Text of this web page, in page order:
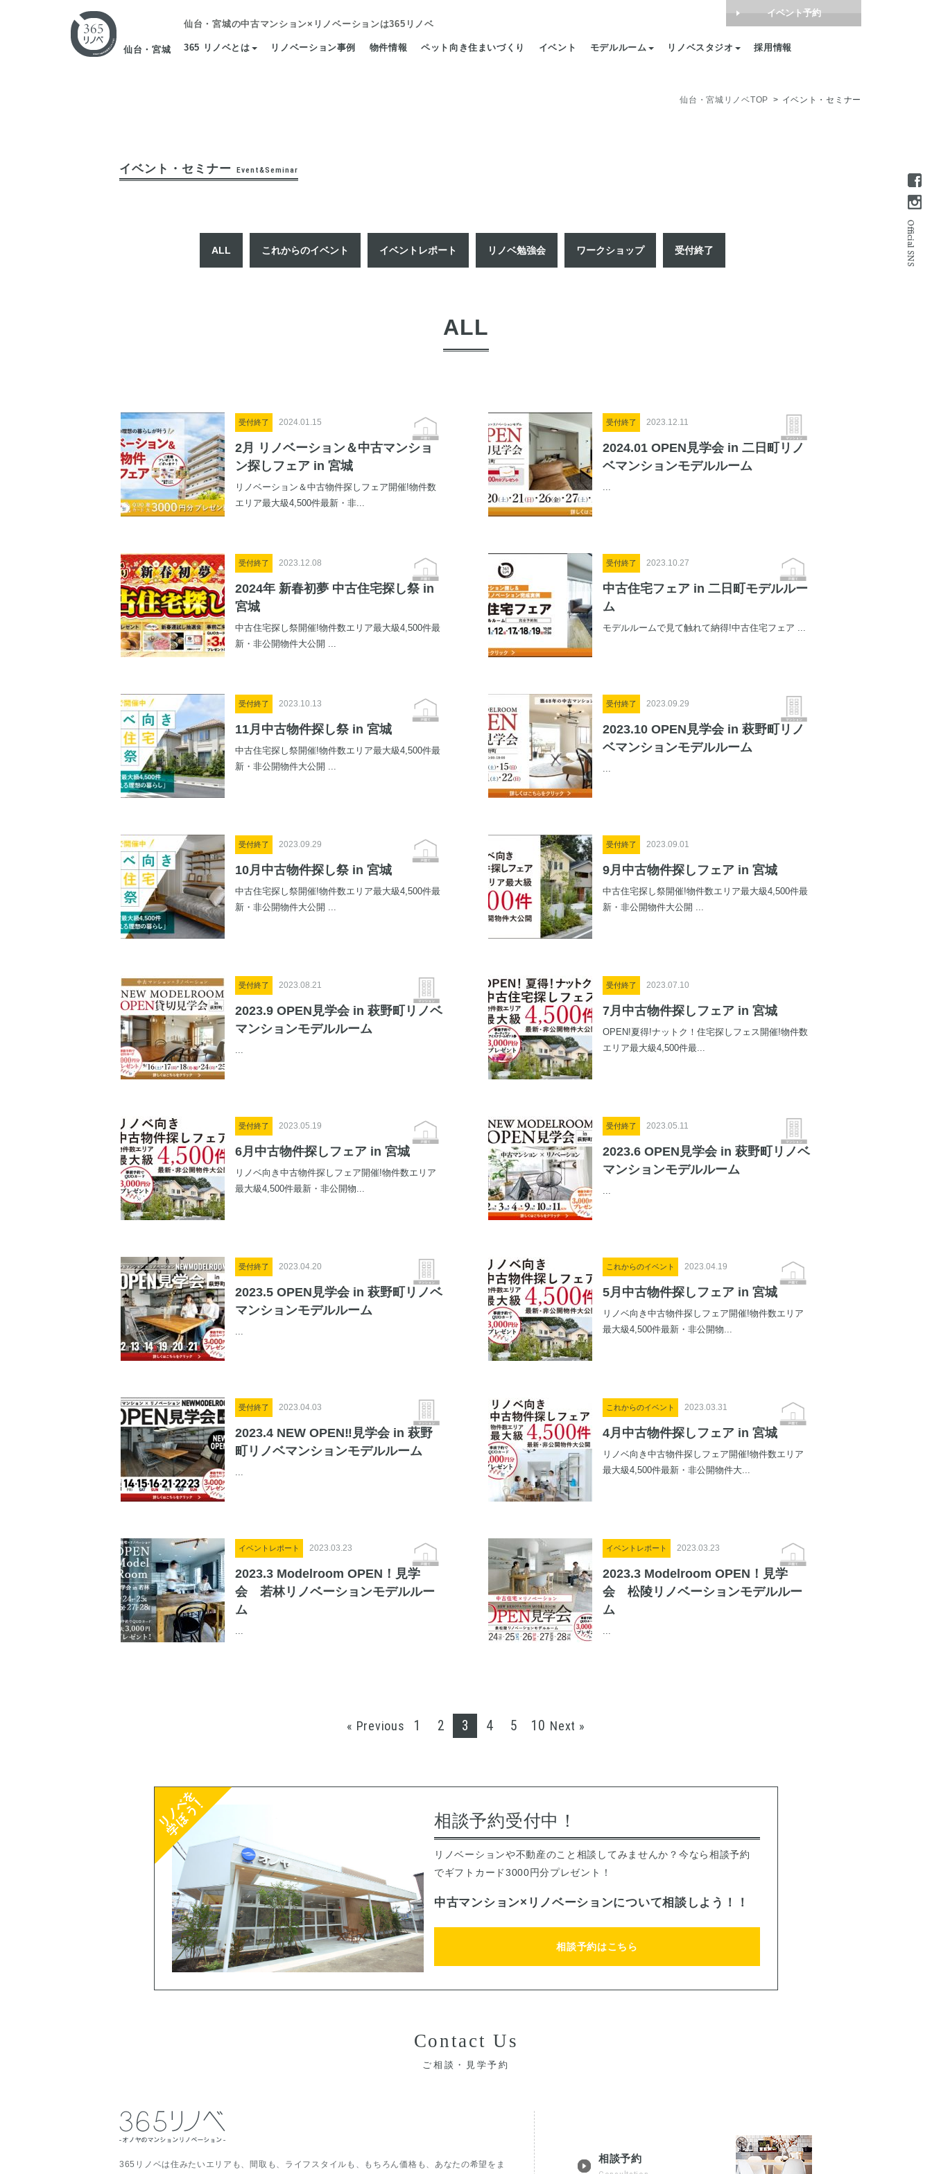
仙台・宮城
仙台・宮城の中古マンション×リノベーションは365リノベ
365 リノベとは リノベーション事例 物件情報 ペット向き住まいづくり イベント モデルルーム リノベスタジオ 採用情報
イベント予約
仙台・宮城リノベTOP イベント・セミナー
イベント・セミナー Event&Seminar
ALL これからのイベント イベントレポート リノベ勉強会 ワークショップ 受付終了
ALL
受付終了 2024.01.15
2月 リノベーション＆中古マンショ
ン探しフェア in 宮城
リノベーション＆中古物件探しフェア開催!物件数
エリア最大級4,500件最新・非...
受付終了 2023.12.11
2024.01 OPEN見学会 in 二日町リノ
ベマンションモデルルーム
...
受付終了 2023.12.08
2024年 新春初夢 中古住宅探し祭 in
宮城
中古住宅探し祭開催!物件数エリア最大級4,500件最
新・非公開物件大公開 ...
受付終了 2023.10.27
中古住宅フェア in 二日町モデルルー
ム
モデルルームで見て触れて納得!中古住宅フェア ...
受付終了 2023.10.13
11月中古物件探し祭 in 宮城
中古住宅探し祭開催!物件数エリア最大級4,500件最
新・非公開物件大公開 ...
受付終了 2023.09.29
2023.10 OPEN見学会 in 萩野町リノ
ベマンションモデルルーム
...
受付終了 2023.09.29
10月中古物件探し祭 in 宮城
中古住宅探し祭開催!物件数エリア最大級4,500件最
新・非公開物件大公開 ...
受付終了 2023.09.01
9月中古物件探しフェア in 宮城
中古住宅探し祭開催!物件数エリア最大級4,500件最
新・非公開物件大公開 ...
受付終了 2023.08.21
2023.9 OPEN見学会 in 萩野町リノベ
マンションモデルルーム
...
受付終了 2023.07.10
7月中古物件探しフェア in 宮城
OPEN!夏得!ナットク！住宅探しフェス開催!物件数
エリア最大級4,500件最...
受付終了 2023.05.19
6月中古物件探しフェア in 宮城
リノベ向き中古物件探しフェア開催!物件数エリア
最大級4,500件最新・非公開物...
受付終了 2023.05.11
2023.6 OPEN見学会 in 萩野町リノベ
マンションモデルルーム
...
受付終了 2023.04.20
2023.5 OPEN見学会 in 萩野町リノベ
マンションモデルルーム
...
これからのイベント 2023.04.19
5月中古物件探しフェア in 宮城
リノベ向き中古物件探しフェア開催!物件数エリア
最大級4,500件最新・非公開物...
受付終了 2023.04.03
2023.4 NEW OPEN‼見学会 in 萩野
町リノベマンションモデルルーム
...
これからのイベント 2023.03.31
4月中古物件探しフェア in 宮城
リノベ向き中古物件探しフェア開催!物件数エリア
最大級4,500件最新・非公開物件大...
イベントレポート 2023.03.23
2023.3 Modelroom OPEN！見学
会 若林リノベーションモデルルー
ム
...
イベントレポート 2023.03.23
2023.3 Modelroom OPEN！見学
会 松陵リノベーションモデルルー
ム
...
« Previous 1 2 3 4 5 10 Next »
相談予約受付中！
リノベーションや不動産のこと相談してみませんか？今なら相談予約
でギフトカード3000円分プレゼント！
中古マンション×リノベーションについて相談しよう！！
相談予約はこちら
Contact Us
ご相談・見学予約
365リノベは住みたいエリアも、間取も、ライフスタイルも、もちろん価格も、あなたの希望をま 相談予約